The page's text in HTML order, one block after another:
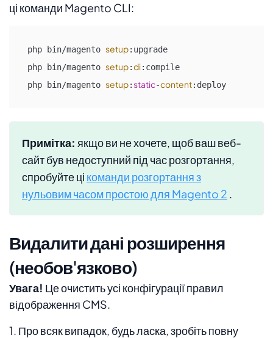
ці команди Magento CLI:
php bin/magento setup:upgrade
php bin/magento setup:di:compile
php bin/magento setup:static-content:deploy
Примітка: якщо ви не хочете, щоб ваш веб-
сайт був недоступний під час розгортання,
спробуйте ці команди розгортання з
нульовим часом простою для Magento 2 .
Видалити дані розширення
(необов'язково)
Увага! Це очистить усі конфігурації правил
відображення CMS.
1. Про всяк випадок, будь ласка, зробіть повну